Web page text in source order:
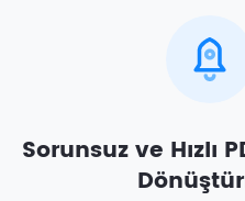
Sorunsuz ve Hızlı